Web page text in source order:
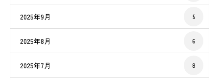
2025年9月 5
2025年8月 6
2025年7月 8